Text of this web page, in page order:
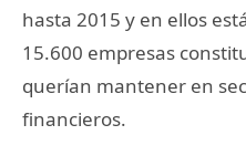
hasta 2015 y en ellos
15.600 empresas
querían mantener en
financieros.